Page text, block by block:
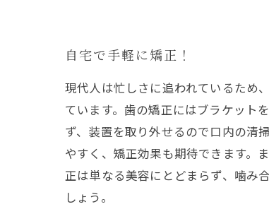
自宅で手軽に矯正！
現代人は忙しさに追われているため
ています。歯の矯正にはブラケット
ず、装置を取り外せるので口内の清
やすく、矯正効果も期待できます。
正は単なる美容にとどまらず、噛み
しょう。